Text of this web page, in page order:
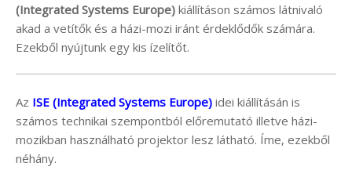
(Integrated Systems Europe) kiállításon számos látnivaló
akad a vetítők és a házi-mozi iránt érdeklődők számára.
Ezekből nyújtunk egy kis ízelítőt.
Az ISE (Integrated Systems Europe) idei kiállításán is
számos technikai szempontból előremutató illetve házi-
mozikban használható projektor lesz látható. Íme, ezekből
néhány.